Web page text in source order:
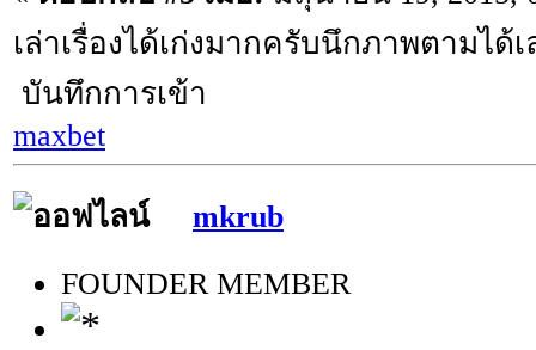
เล่าเรื่องได้เก่งมากครับนึกภาพตามได้
บันทึกการเข้า
maxbet
mkrub
FOUNDER MEMBER